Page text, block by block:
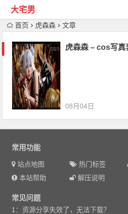
大宅男
首页 虎森森 文章
虎森森 – cos写真
08月04日
常用功能
站点地图 热门标签
本站帮助
解压说明
常见问题
1：资源分享失效了，无法下载？